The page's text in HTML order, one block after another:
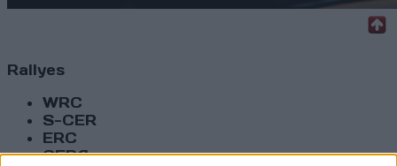
Rallyes
WRC
S-CER
ERC
CERA